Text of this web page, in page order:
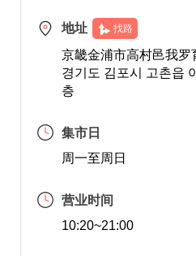
地址 找路
京畿金浦市高村邑我罗
경기도 김포시 고촌읍
층
集市日
周一至周日
营业时间
10:20~21:00